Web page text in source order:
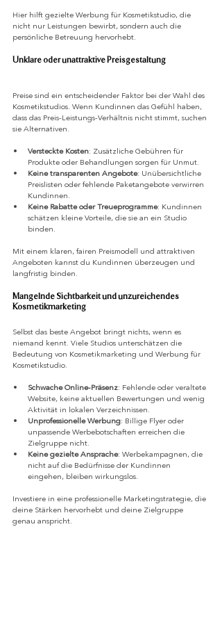
Hier hilft gezielte Werbung für Kosmetikstudio, die
nicht nur Leistungen bewirbt, sondern auch die
persönliche Betreuung hervorhebt.
Unklare oder unattraktive Preisgestaltung
Preise sind ein entscheidender Faktor bei der Wahl des
Kosmetikstudios. Wenn Kundinnen das Gefühl haben,
dass das Preis-Leistungs-Verhältnis nicht stimmt, suchen
sie Alternativen.
Versteckte Kosten: Zusätzliche Gebühren für
Produkte oder Behandlungen sorgen für Unmut.
Keine transparenten Angebote: Unübersichtliche
Preislisten oder fehlende Paketangebote verwirren
Kundinnen.
Keine Rabatte oder Treueprogramme: Kundinnen
schätzen kleine Vorteile, die sie an ein Studio
binden.
Mit einem klaren, fairen Preismodell und attraktiven
Angeboten kannst du Kundinnen überzeugen und
langfristig binden.
Mangelnde Sichtbarkeit und unzureichendes
Kosmetikmarketing
Selbst das beste Angebot bringt nichts, wenn es
niemand kennt. Viele Studios unterschätzen die
Bedeutung von Kosmetikmarketing und Werbung für
Kosmetikstudio.
Schwache Online-Präsenz: Fehlende oder veraltete
Website, keine aktuellen Bewertungen und wenig
Aktivität in lokalen Verzeichnissen.
Unprofessionelle Werbung: Billige Flyer oder
unpassende Werbebotschaften erreichen die
Zielgruppe nicht.
Keine gezielte Ansprache: Werbekampagnen, die
nicht auf die Bedürfnisse der Kundinnen
eingehen, bleiben wirkungslos.
Investiere in eine professionelle Marketingstrategie, die
deine Stärken hervorhebt und deine Zielgruppe
genau anspricht.